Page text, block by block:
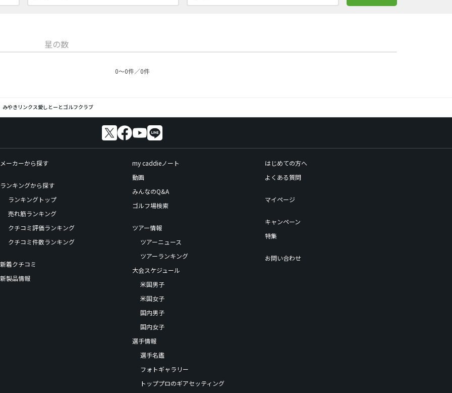
星の数
0〜0件／0件
みやきリンクス愛しとーとゴルフクラブ
メーカーから探す
ランキングから探す
ランキングトップ
売れ筋ランキング
クチコミ評価ランキング
クチコミ件数ランキング
新着クチコミ
新製品情報
my caddieノート
動画
みんなのQ&A
ゴルフ場検索
ツアー情報
ツアーニュース
ツアーランキング
大会スケジュール
米国男子
米国女子
国内男子
国内女子
選手情報
選手名鑑
フォトギャラリー
トッププロのギアセッティング
はじめての方へ
よくある質問
マイページ
キャンペーン
特集
お問い合わせ